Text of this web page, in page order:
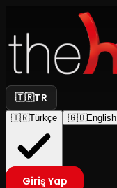
🇹🇷TR
🇹🇷Türkçe 🇬🇧English
Giriş Yap